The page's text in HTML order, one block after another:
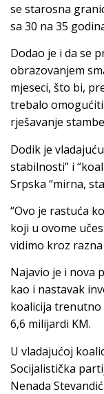
se starosna
sa 30 na 35
Dodao je i da se
obrazovanjem
mjeseci, što bi,
trebalo
rješavanje
Dodik je
stabilnosti” i
Srpska “mirna,
“Ovo je rastuća
koji u ovome
vidimo kroz
Najavio je i nova
kao i nastavak
koalicija
6,6 milijardi KM.
U vladajućoj
Socijalistička
Nenada